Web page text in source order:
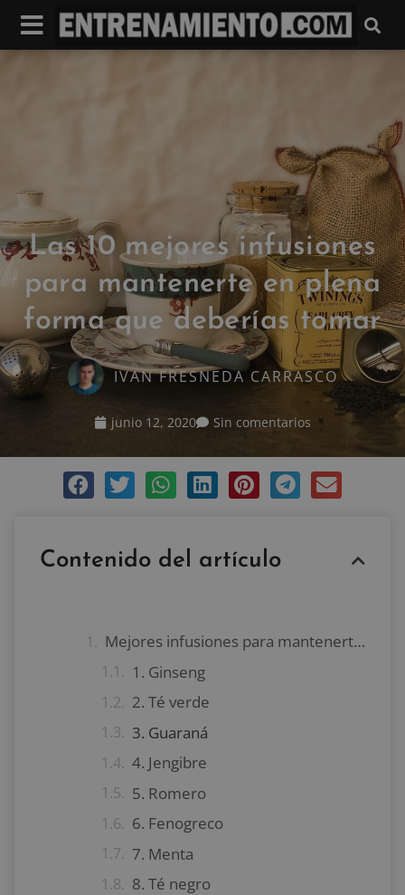
Las 10 mejores infusiones
para mantenerte en plena
forma que deberías tomar
IVAN FRESNEDA CARRASCO
junio 12, 2020 Sin comentarios
Contenido del artículo
Mejores infusiones para mantenerte en forma
1. Ginseng
2. Té verde
3. Guaraná
4. Jengibre
5. Romero
6. Fenogreco
7. Menta
8. Té negro